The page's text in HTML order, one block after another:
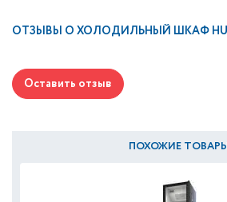
ОТЗЫВЫ О ХОЛОДИЛЬНЫЙ ШКАФ
Оставить отзыв
ПОХОЖИЕ